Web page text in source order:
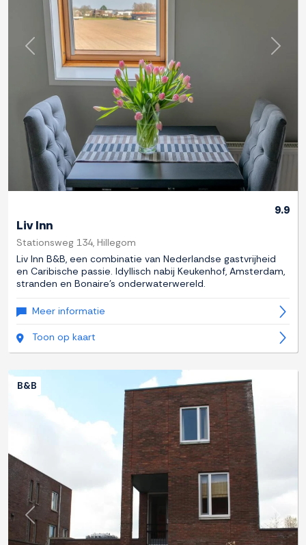
Previous Next
9.9
Liv Inn
Stationsweg 134, Hillegom
Liv Inn B&B, een combinatie van Nederlandse gastvrijheid
en Caribische passie. Idyllisch nabij Keukenhof, Amsterdam,
stranden en Bonaire's onderwaterwereld.
Meer informatie
Toon op kaart
Previous Next
B&B